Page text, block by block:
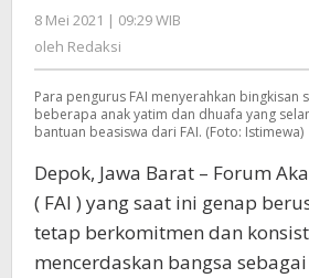
8 Mei 2021 | 09:29 WIB
oleh Redaksi
Para pengurus FAI menyerahkan bingkisan
beberapa anak yatim dan dhuafa yang
bantuan beasiswa dari FAI. (Foto: Istimewa)
Depok, Jawa Barat – Forum
( FAI ) yang saat ini genap
tetap berkomitmen dan
mencerdaskan bangsa